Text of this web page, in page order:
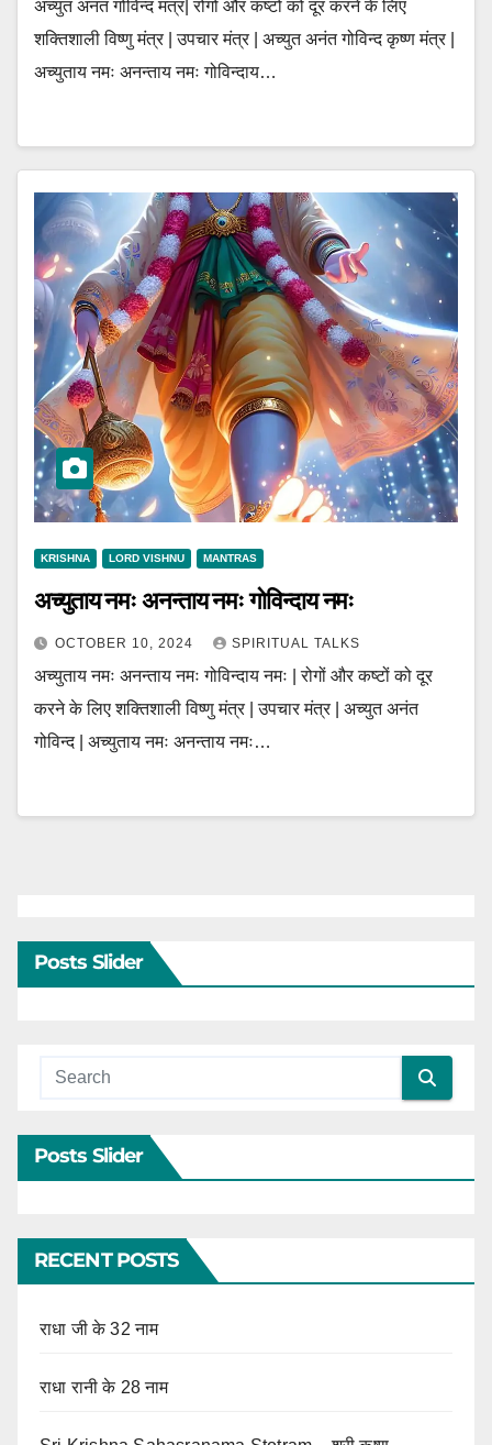
अच्युत अनंत गोविन्द मंत्र| रोगों और कष्टों को दूर करने के लिए
शक्तिशाली विष्णु मंत्र | उपचार मंत्र | अच्युत अनंत गोविन्द कृष्ण मंत्र |
अच्युताय नमः अनन्ताय नमः गोविन्दाय…
KRISHNA LORD VISHNU MANTRAS
अच्युताय नमः अनन्ताय नमः गोविन्दाय नमः
OCTOBER 10, 2024 SPIRITUAL TALKS
अच्युताय नमः अनन्ताय नमः गोविन्दाय नमः | रोगों और कष्टों को दूर
करने के लिए शक्तिशाली विष्णु मंत्र | उपचार मंत्र | अच्युत अनंत
गोविन्द | अच्युताय नमः अनन्ताय नमः…
Posts Slider
Posts Slider
RECENT POSTS
राधा जी के 32 नाम
राधा रानी के 28 नाम